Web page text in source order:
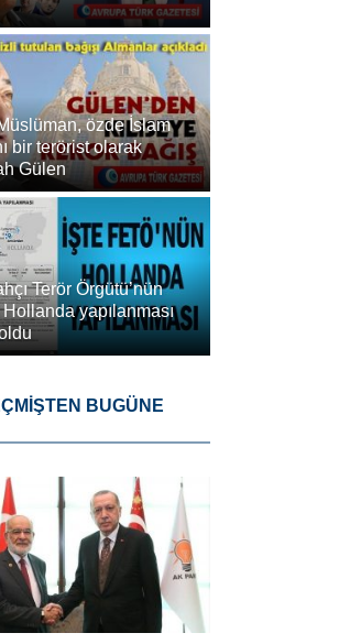
özde İslam
bir terörist olarak
Gülen
Terör Örgütü’nün
yapılanması
BUGÜNE